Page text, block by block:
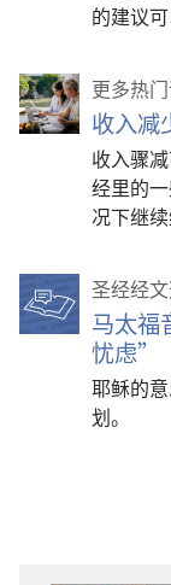
的建议
更多热
收入减
收入骤
经里的
况下继续
圣经经
马太福
忧虑”
耶稣的
划。